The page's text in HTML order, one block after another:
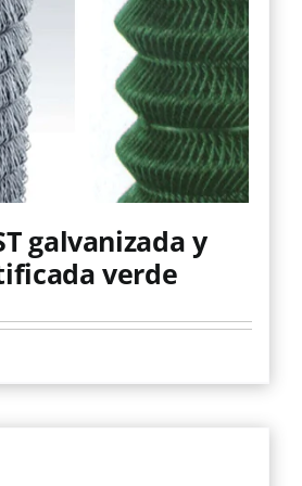
galvanizada y
verde